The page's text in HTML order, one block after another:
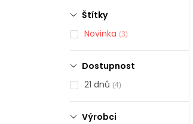
Štítky
Novinka (3)
Dostupnost
21 dnů (4)
Výrobci